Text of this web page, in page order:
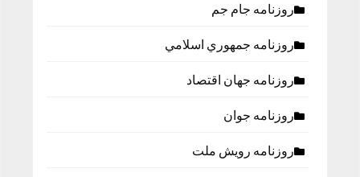
روزنامه جام جم
روزنامه جمهوري اسلامي
روزنامه جهان اقتصاد
روزنامه جوان
روزنامه رویش ملت